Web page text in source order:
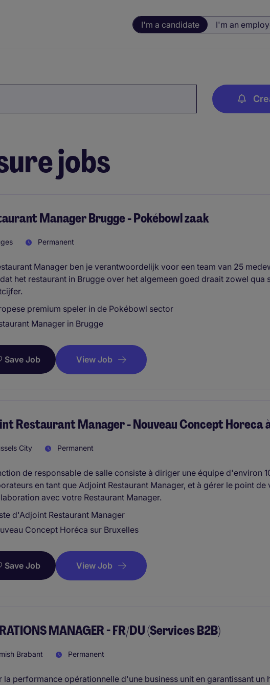
I'm a candidate I'm an
jobs
Manager Brugge - Pokébowl zaak
Permanent
Manager ben je verantwoordelijk voor een team van 25
het restaurant in Brugge over het algemeen goed draait zowel qua
premium speler in de Pokébowl sector
Manager in Brugge
Save Job View Job
Restaurant Manager - Nouveau Concept Horeca
City Permanent
de responsable de salle consiste à diriger une équipe d'environ
en tant que Adjoint Restaurant Manager, et à gérer le point de
avec votre Restaurant Manager.
d'Adjoint Restaurant Manager
Concept Horéca sur Bruxelles
Save Job View Job
MANAGER - FR/DU (Services B2B)
Brabant Permanent
la performance opérationnelle d'une business unit en garantissant un